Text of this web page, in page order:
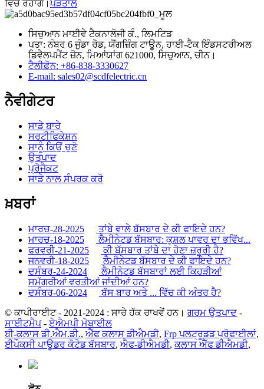
ਵਿੱਚ ਰਹਾਂਗੇ।ਪੜਤਾਲ
ਸਿਚੁਆਨ ਮਾਈਵੇ ਟੈਕਨਾਲੋਜੀ ਕੰ., ਲਿਮਟਿਡ
ਪਤਾ: ਨੰਬਰ 6 ਜੁੰਡਾ ਰੋਡ, ਯੋਂਗਜ਼ਿੰਗ ਟਾਊਨ, ਹਾਈ-ਟੈਕ ਇੰਡਸਟਰੀਅਲ
ਡਿਵੈਲਪਮੈਂਟ ਜ਼ੋਨ, ਮਿਆਂਯਾਂਗ 621000, ਸਿਚੁਆਨ, ਚੀਨ।
ਟੈਲੀਫ਼ੋਨ: +86-838-3330627
E-mail: sales02@scdfelectric.cn
ਨੈਵੀਗੇਟਰ
ਸਾਡੇ ਬਾਰੇ
ਸਰਟੀਫਿਕੇਸ਼ਨ
ਸਾਨੂੰ ਕਿਉਂ ਚੁਣੋ
ਉਤਪਾਦ
ਪ੍ਰੋਜੈਕਟ
ਸਾਡੇ ਨਾਲ ਸੰਪਰਕ ਕਰੋ
ਖ਼ਬਰਾਂ
ਮਾਰਚ-28-2025
ਤਾਂਬੇ ਵਾਲੇ ਬੱਸਬਾਰ ਦੇ ਕੀ ਫਾਇਦੇ ਹਨ?
ਮਾਰਚ-18-2025
ਲੈਮੀਨੇਟਡ ਬੱਸਬਾਰ: ਕੁਸ਼ਲ ਪਾਵਰ ਦਾ ਭਵਿੱਖ...
ਫਰਵਰੀ-21-2025
ਕੀ ਬੱਸਬਾਰ ਤਾਂਬੇ ਦਾ ਹੋਣਾ ਜ਼ਰੂਰੀ ਹੈ?
ਜਨਵਰੀ-18-2025
ਲੈਮੀਨੇਟਡ ਬੱਸਬਾਰ ਦੇ ਕੀ ਫਾਇਦੇ ਹਨ?
ਦਸੰਬਰ-24-2024
ਲੈਮੀਨੇਟਡ ਬੱਸਬਾਰਾਂ ਲਈ ਕਿਹੜੀਆਂ
ਸਮੱਗਰੀਆਂ ਵਰਤੀਆਂ ਜਾਂਦੀਆਂ ਹਨ?
ਦਸੰਬਰ-06-2024
ਬੱਸ ਬਾਰ ਅਤੇ ... ਵਿੱਚ ਕੀ ਅੰਤਰ ਹੈ?
© ਕਾਪੀਰਾਈਟ - 2021-2024 : ਸਾਰੇ ਹੱਕ ਰਾਖਵੇਂ ਹਨ। ਗਰਮ ਉਤਪਾਦ -
ਸਾਈਟਮੈਪ-ਏਐਮਪੀ ਮੋਬਾਈਲ
ਬੀ-ਕਲਾਸ ਡੀ.ਐਮ.ਡੀ., ਐੱਫ ਕਲਾਸ ਡੀਐਮਡੀ, Frp ਪਲਟ੍ਰੂਡਡ ਪ੍ਰੋਫਾਈਲਾਂ,
ਈਪੌਕਸੀ ਪਾਊਡਰ ਕੋਟੇਡ ਬੱਸਬਾਰ, ਐਫ-ਡੀਐਮਡੀ,ਕਲਾਸ ਐੱਫ ਡੀਐਮਡੀ,